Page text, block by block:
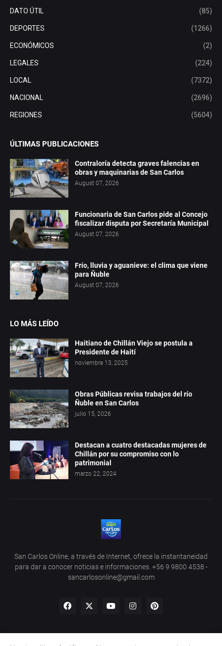
DATO ÚTIL (85)
DEPORTES (1266)
ECONÓMICOS (2)
LEGALES (224)
LOCAL (7372)
NACIONAL (2696)
REGIONES (5604)
ÚLTIMAS PUBLICACIONES
Contraloría detecta graves falencias en
obras y maquinarias de San Carlos
August 07, 2026
Funcionaria de San Carlos pide al Concejo
fiscalizar disputa por Secretaría Municipal
August 07, 2026
Frío, lluvia y aguanieve: el clima que viene
para Ñuble
August 07, 2026
LO MÁS LEÍDO
Haitiano de Chillán Viejo se postula a
Presidente de Haití
noviembre 13, 2025
Obras Públicas revisa trabajos del río
Ñuble en San Carlos
julio 15, 2026
Destacan a cuatro destacadas mujeres de
Chillán por su compromiso con lo
patrimonial
marzo 22, 2024
San Carlos Online, a través de Internet, ofrece la instantaneidad
para dar a conocer noticias e informaciones. +56 9 9800 4538 -
sancarlosonline@gmail.com